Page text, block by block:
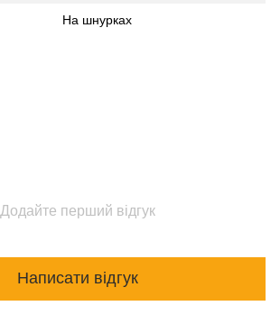
На шнурках
Додайте перший відгук
Написати відгук